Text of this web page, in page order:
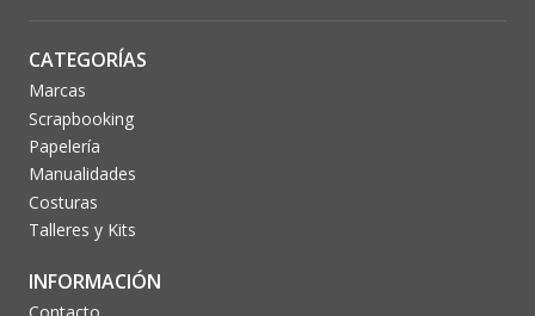
CATEGORÍAS
Marcas
Scrapbooking
Papelería
Manualidades
Costuras
Talleres y Kits
INFORMACIÓN